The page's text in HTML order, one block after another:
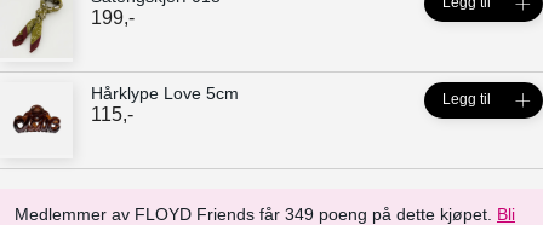
Medlemmer av FLOYD Friends får 349 poeng på dette kjøpet. Bli
199,-
Hårklype Love 5cm
115,-
Legg til